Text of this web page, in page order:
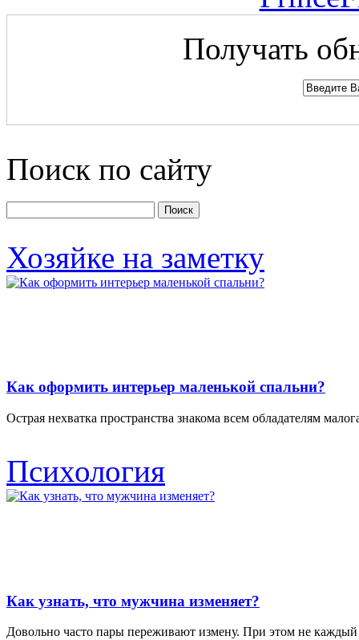
Получать
Поиск по сайту
Хозяйке на заметку
Как оформить интерьер маленькой спальни?
Острая нехватка пространства знакома всем обладателям
Психология
Как узнать, что мужчина изменяет?
Довольно часто пары переживают измену. При этом не каждый